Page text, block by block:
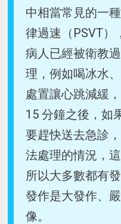
中相當常見的一
律過速（PSVT）
病人已經被衛教
理，例如喝冰水
處置讓心跳減緩
15 分鐘之後，如
要趕快送去急診
法處理的情況，
所以大多數都有
發作是大發作、
像。